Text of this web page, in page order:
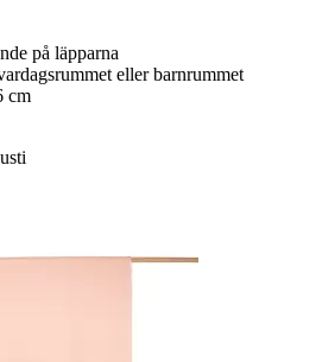
på läpparna
eller barnrummet
cm